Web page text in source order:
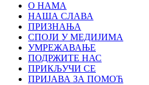
О НАМА
НАША СЛАВА
ПРИЗНАЊА
СПОЈИ У МЕДИЈИМА
УМРЕЖАВАЊЕ
ПОДРЖИТЕ НАС
ПРИКЉУЧИ СЕ
ПРИЈАВА ЗА ПОМОЋ